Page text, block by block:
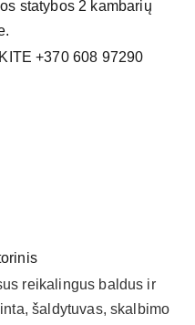
statybos 2 kambarių
+370 608 97290
reikalingus baldus ir
šaldytuvas, skalbimo